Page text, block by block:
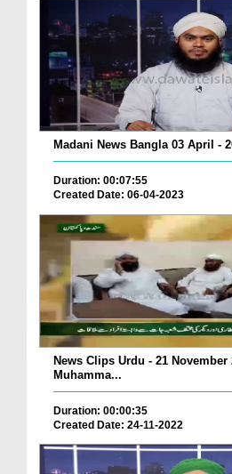
Madani News Bangla 03 April -
Duration: 00:07:55
Created Date: 06-04-2023
News Clips Urdu - 21 November
Muhamma...
Duration: 00:00:35
Created Date: 24-11-2022